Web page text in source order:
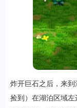
炸开巨石之后，来
捡到）在湖泊区域